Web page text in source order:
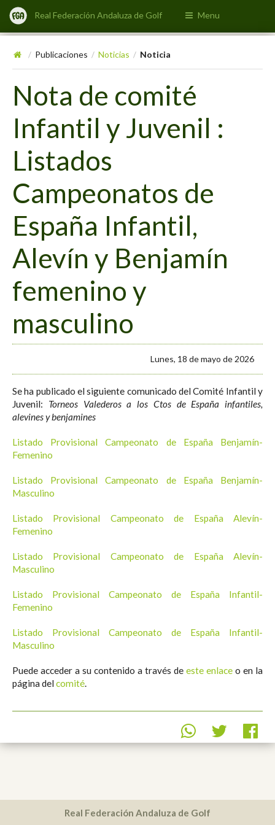
Real Federación Andaluza de Golf Menu
/ Publicaciones / Noticias / Noticia
Nota de comité
Infantil y Juvenil :
Listados
Campeonatos de
España Infantil,
Alevín y Benjamín
femenino y
masculino
Lunes, 18 de mayo de 2026
Se ha publicado el siguiente comunicado del Comité Infantil y
Juvenil: Torneos Valederos a los Ctos de España infantiles,
alevines y benjamines
Listado Provisional Campeonato de España Benjamín-
Femenino
Listado Provisional Campeonato de España Benjamín-
Masculino
Listado Provisional Campeonato de España Alevín-
Femenino
Listado Provisional Campeonato de España Alevín-
Masculino
Listado Provisional Campeonato de España Infantil-
Femenino
Listado Provisional Campeonato de España Infantil-
Masculino
Puede acceder a su contenido a través de este enlace o en la
página delcomité.
Real Federación Andaluza de Golf